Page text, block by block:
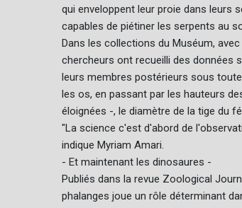
qui enveloppent leur proie dans leurs
capables de piétiner les serpents au
Dans les collections du Muséum,
chercheurs ont recueilli des données
leurs membres postérieurs sous
les os, en passant par les hauteurs
éloignées -, le diamètre de la tige du
"La science c'est d'abord de
indique Myriam Amari.
- Et maintenant les dinosaures -
Publiés dans la revue Zoological
phalanges joue un rôle déterminant